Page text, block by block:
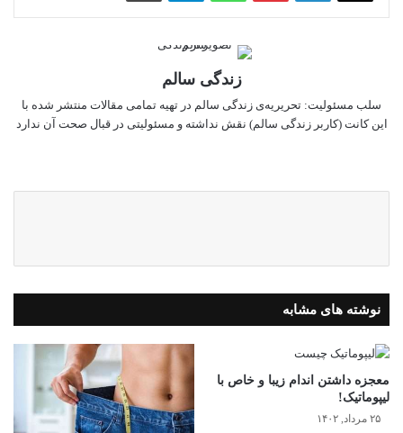
زندگی سالم
سلب‌ مسئولیت: تحریریه‌ی زندگی سالم در تهیه‌ تمامی مقالات منتشر شده با
این کانت (کاربر زندگی سالم) نقش نداشته و مسئولیتی در قبال صحت آن ندارد
نوشته های مشابه
معجزه داشتن اندام زیبا و خاص با
لیپوماتیک!
۲۵ مرداد, ۱۴۰۲